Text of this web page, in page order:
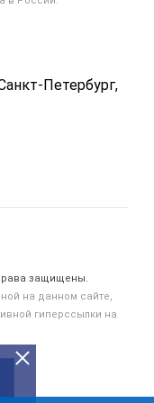
Петербург,
данных
защищены.
на данном сайте,
гиперссылки на